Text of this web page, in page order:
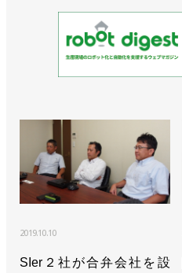
2019.10.10
SIer２社が合弁会社を設